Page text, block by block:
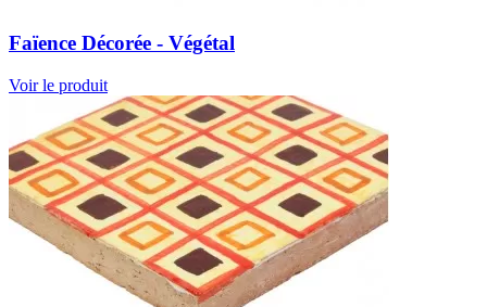
Faïence Décorée - Végétal
Voir le produit